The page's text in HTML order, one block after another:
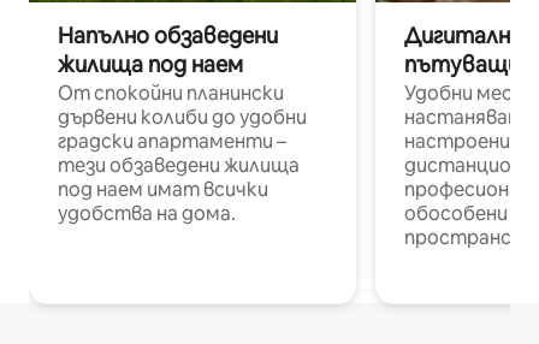
Напълно обзаведени
жилища под наем
От спокойни планински
дървени колиби до удобни
градски апартаменти –
тези обзаведени жилища
под наем имат всички
удобства на дома.
Дигитални
пътуващи
Удобни
настаняване
настроени и
обособени